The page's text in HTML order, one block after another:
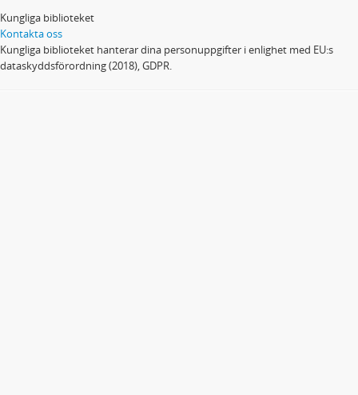
Kungliga biblioteket
Kontakta oss
Kungliga biblioteket hanterar dina personuppgifter i enlighet med EU:s
dataskyddsförordning (2018), GDPR.